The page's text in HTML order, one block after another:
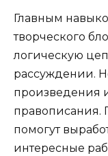
Главным
творческого
логическую
рассуждении.
произведения
правописания.
помогут
интересные